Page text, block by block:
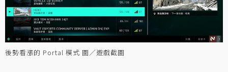
後勢看漲的 Portal 模式 圖／遊戲截圖